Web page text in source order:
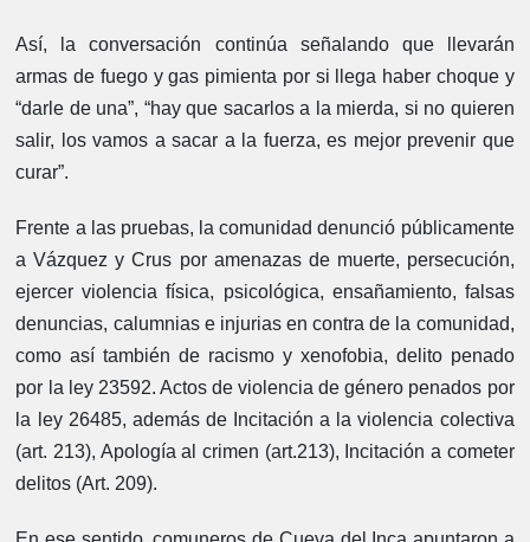
Así, la conversación continúa señalando que llevarán
armas de fuego y gas pimienta por si llega haber choque y
“darle de una”, “hay que sacarlos a la mierda, si no quieren
salir, los vamos a sacar a la fuerza, es mejor prevenir que
curar”.
Frente a las pruebas, la comunidad denunció públicamente
a Vázquez y Crus por amenazas de muerte, persecución,
ejercer violencia física, psicológica, ensañamiento, falsas
denuncias, calumnias e injurias en contra de la comunidad,
como así también de racismo y xenofobia, delito penado
por la ley 23592. Actos de violencia de género penados por
la ley 26485, además de Incitación a la violencia colectiva
(art. 213), Apología al crimen (art.213), Incitación a cometer
delitos (Art. 209).